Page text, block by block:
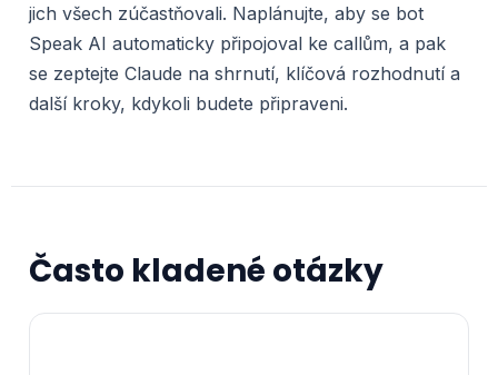
jich všech zúčastňovali. Naplánujte, aby se bot
Speak AI automaticky připojoval ke callům, a pak
se zeptejte Claude na shrnutí, klíčová rozhodnutí a
další kroky, kdykoli budete připraveni.
Často kladené otázky